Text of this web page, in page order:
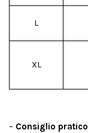
L
XL
– Consiglio pratico